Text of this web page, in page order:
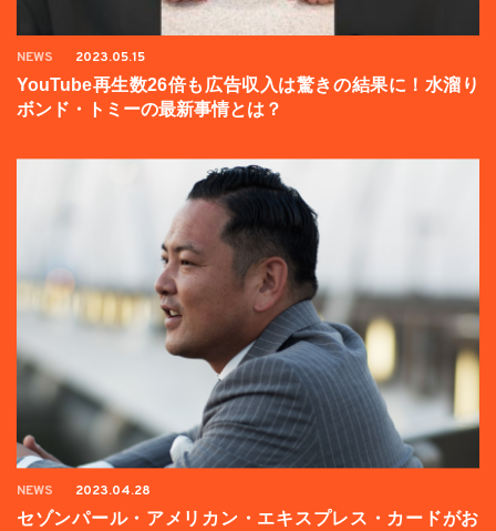
NEWS 2023.05.15
YouTube再生数26倍も広告収入は驚きの結果に！水溜り
ボンド・トミーの最新事情とは？
NEWS 2023.04.28
セゾンパール・アメリカン・エキスプレス・カードがお